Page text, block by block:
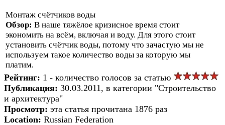
Монтаж счётчиков воды
Обзор: В наше тяжёлое кризисное время стоит
экономить на всём, включая и воду. Для этого стоит
установить счётчик воды, потому что зачастую мы не
используем такое количество воды за которую мы
платим.
Рейтинг: 1 - количество голосов за статью
Публикация: 30.03.2011, в категории "Строительство
и архитектура"
Просмотр: эта статья прочитана 1876 раз
Location: Russian Federation